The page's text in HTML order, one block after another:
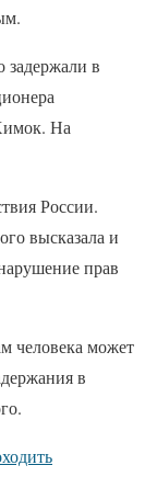
задержали в
На
России.
высказала и
прав
человека может
в